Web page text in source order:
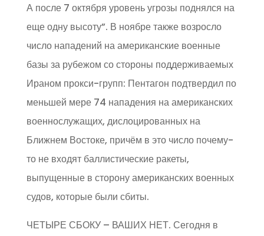
А после 7 октября уровень угрозы поднялся на
еще одну высоту”. В ноябре также возросло
число нападений на американские военные
базы за рубежом со стороны поддерживаемых
Ираном прокси-групп: Пентагон подтвердил по
меньшей мере 74 нападения на американских
военнослужащих, дислоцированных на
Ближнем Востоке, причём в это число почему-
то не входят баллистические ракеты,
выпущенные в сторону американских военных
судов, которые были сбиты.
ЧЕТЫРЕ СБОКУ – ВАШИХ НЕТ. Сегодня в